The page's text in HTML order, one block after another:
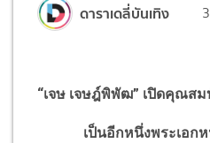
ดาราเดลี่บันเทิง
“เจษ เจษฎ์พิพัฒ” เปิดคุณส
เป็นอีกหนึ่งพระเอกหนุ่ม